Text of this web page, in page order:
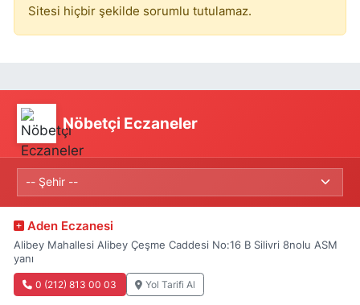
Sitesi hiçbir şekilde sorumlu tutulamaz.
Nöbetçi Eczaneler
Aden Eczanesi
Alibey Mahallesi Alibey Çeşme Caddesi No:16 B Silivri 8nolu ASM
yanı
0 (212) 813 00 03 Yol Tarifi Al